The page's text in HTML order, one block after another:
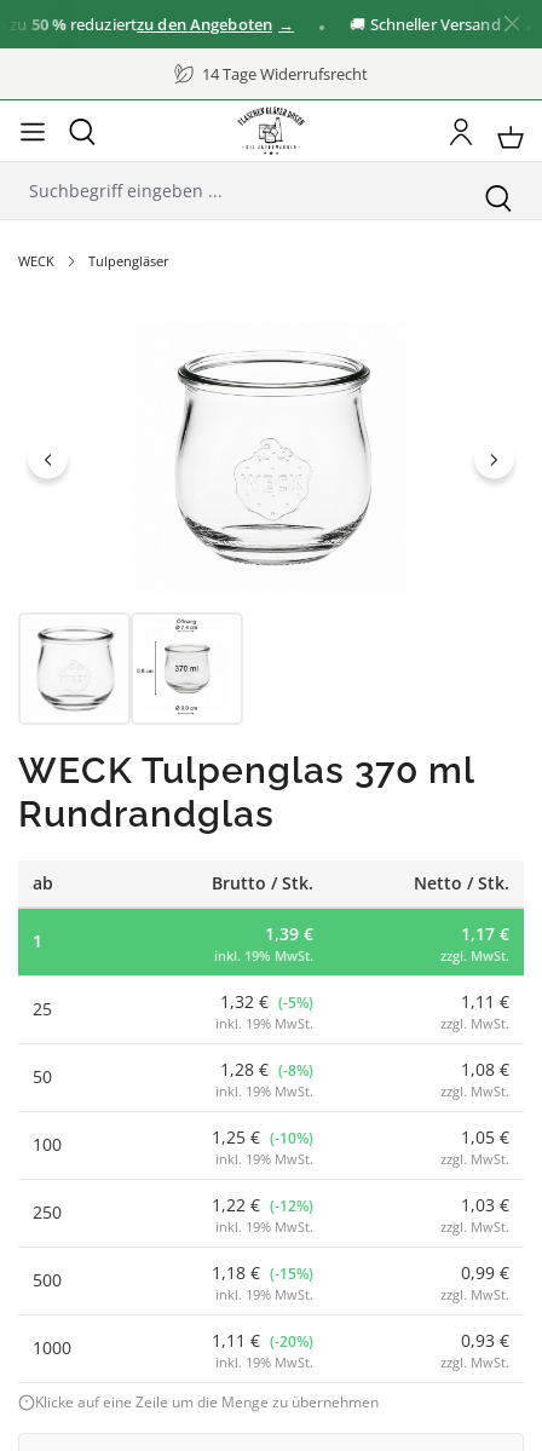
50 % reduziertzu den Angeboten 🚚 Schneller Versand
14 Tage Widerrufsrecht
WECK Tulpengläser
WECK Tulpenglas 370 ml
Rundrandglas
ab Brutto / Stk. Netto / Stk.
1 1,39 €
inkl. 19% MwSt.
1,17 €
zzgl. MwSt.
25 1,32 € (-5%)
inkl. 19% MwSt.
1,11 €
zzgl. MwSt.
50 1,28 € (-8%)
inkl. 19% MwSt.
1,08 €
zzgl. MwSt.
100 1,25 € (-10%)
inkl. 19% MwSt.
1,05 €
zzgl. MwSt.
250 1,22 € (-12%)
inkl. 19% MwSt.
1,03 €
zzgl. MwSt.
500 1,18 € (-15%)
inkl. 19% MwSt.
0,99 €
zzgl. MwSt.
1000 1,11 € (-20%)
inkl. 19% MwSt.
0,93 €
zzgl. MwSt.
Klicke auf eine Zeile um die Menge zu übernehmen